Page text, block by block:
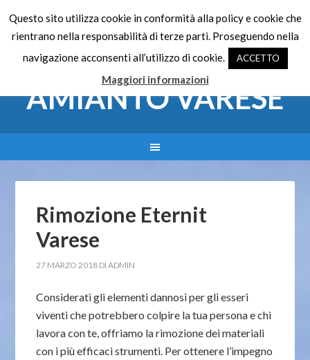
F.LLI LA ROSA -
BONIFICA
AMIANTO VARESE
Rimozione Eternit
Varese
27 MARZO 2018 DIADMIN
Considerati gli elementi dannosi per gli esseri
viventi che potrebbero colpire la tua persona e chi
lavora con te, offriamo la rimozione dei materiali
con i più efficaci strumenti. Per ottenere l’impegno
Questo sito utilizza cookie in conformità alla policy e cookie che
rientrano nella responsabilità di terze parti. Proseguendo nella
navigazione acconsenti all’utilizzo di cookie.
ACCETTO
Maggiori informazioni